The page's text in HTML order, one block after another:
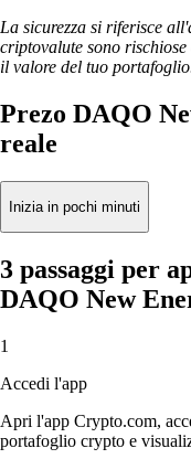
La sicurezza si riferisce
criptovalute sono
il valore del tuo
Prezo DAQO
reale
Inizia in pochi minuti
3 passaggi per
DAQO New
1
Accedi l'app
Apri l'app Crypto.com,
portafoglio crypto e